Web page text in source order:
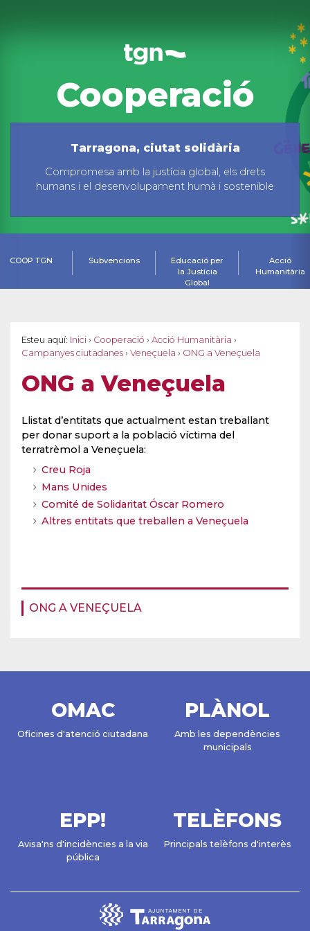
Cooperació
Tarragona, ciutat solidària
Compromesa amb la justícia global, els drets
humans i el desenvolupament humà i sostenible
COOP TGN Subvencions
Educació per
la Justícia
Global
Acció
Humanitària
Esteu aquí: Inici › Cooperació › Acció Humanitària ›
Campanyes ciutadanes › Veneçuela › ONG a Veneçuela
ONG a Veneçuela
ONG A VENEÇUELA
Llistat d’entitats que actualment estan treballant
per donar suport a la població víctima del
terratrèmol a Veneçuela:
Creu Roja
Mans Unides
Comité de Solidaritat Óscar Romero
Altres entitats que treballen a Veneçuela
OMAC
Oficines d'atenció ciutadana
PLÀNOL
Amb les dependències
municipals
EPP!
Avisa'ns d'incidències a la via
pública
TELÈFONS
Principals telèfons d'interès